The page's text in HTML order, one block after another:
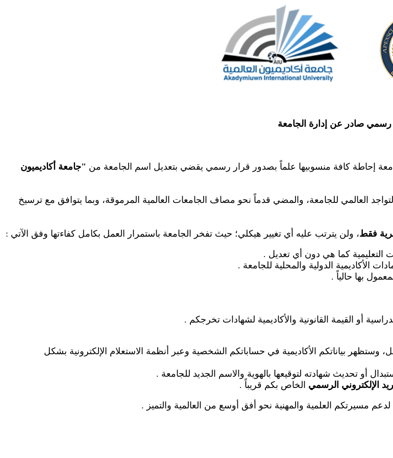
رسمي صادر عن إدارة الجامعة
إحاطة كافة منسوبيها علماً بصدور قرار رسمي يقضي بتعديل اسم الجامعة من "جامعة أكاديميون
العالمي للجامعة، والمضي قدماً نحو مصاف الجامعات العالمية المرموقة، وبما يتوافق مع ترسيخ
فقط، ولن يترتب عليه أي تغيير هيكلي؛ حيث تفخر الجامعة باستمرار العمل بكامل كفاءتها وفق الآتي :
التعليمية كما هي دون أي تعديل .
الأكاديمية الدولية والمحلية للجامعة .
بها حالياً .
أو القيمة القانونية والأكاديمية لشهادات تخرجكم .
وستظهر بياناتكم الأكاديمية في حساباتكم الشخصية وعبر أنظمة الاستعلام الإلكترونية بشكل
أو تحديث شهادته لتوقيعها بالهوية والاسم الجديد للجامعة .
الإلكتروني الرسمي الخاص بكم قريباً .
مسيرتكم العلمية والمهنية نحو أفق أوسع من العالمية والتميز .